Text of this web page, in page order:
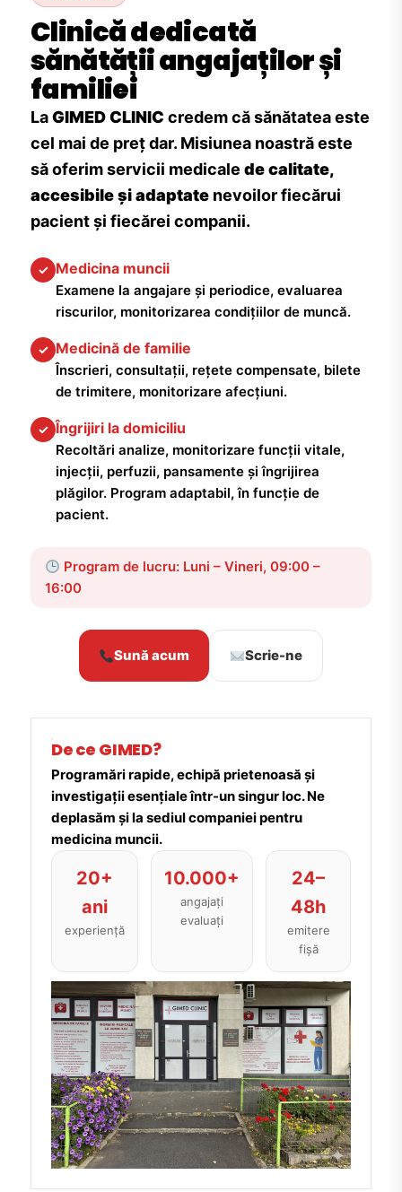
Clinică dedicată
sănătății angajaților și
familiei
LaGIMED CLINIC credem că sănătatea este
cel mai de preț dar. Misiunea noastră este
să oferim servicii medicale de calitate,
accesibile și adaptate nevoilor fiecărui
pacient și fiecărei companii.
✓ Medicina muncii
Examene la angajare și periodice, evaluarea
riscurilor, monitorizarea condițiilor de muncă.
✓ Medicină de familie
Înscrieri, consultații, rețete compensate, bilete
de trimitere, monitorizare afecțiuni.
✓ Îngrijiri la domiciliu
Recoltări analize, monitorizare funcții vitale,
injecții, perfuzii, pansamente și îngrijirea
plăgilor. Program adaptabil, în funcție de
pacient.
Program de lucru: Luni – Vineri, 09:00 –
16:00
Sună acum Scrie-ne
De ce GIMED?
Programări rapide, echipă prietenoasă și
investigații esențiale într-un singur loc. Ne
deplasăm și la sediul companiei pentru
medicina muncii.
20+
ani
experiență
10.000+
angajați
evaluați
24–
48h
emitere
fișă